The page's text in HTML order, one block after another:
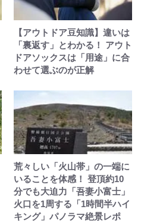
【アウトドア豆知識】違いは
「裏返す」とわかる！ アウト
ドアソックスは「用途」に合
わせて選ぶのが正解
荒々しい「火山帯」の一端に
いることを体感！ 登頂約10
分でも大迫力「吾妻小富士」
火口を1周する「1時間半ハイ
キング」パノラマ絶景レポ